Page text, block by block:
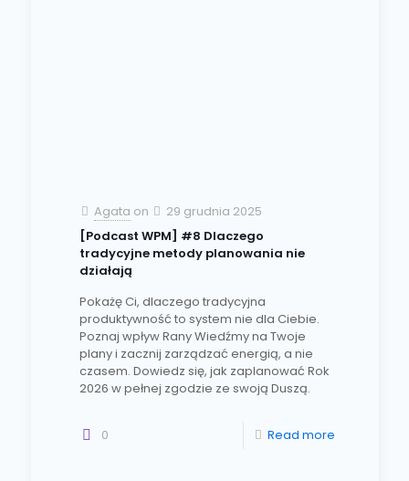
Agata on
29 grudnia 2025
[Podcast WPM] #8 Dlaczego
tradycyjne metody planowania nie
działają
Pokażę Ci, dlaczego tradycyjna
produktywność to system nie dla Ciebie.
Poznaj wpływ Rany Wiedźmy na Twoje
plany i zacznij zarządzać energią, a nie
czasem. Dowiedz się, jak zaplanować Rok
2026 w pełnej zgodzie ze swoją Duszą.
0 Read more